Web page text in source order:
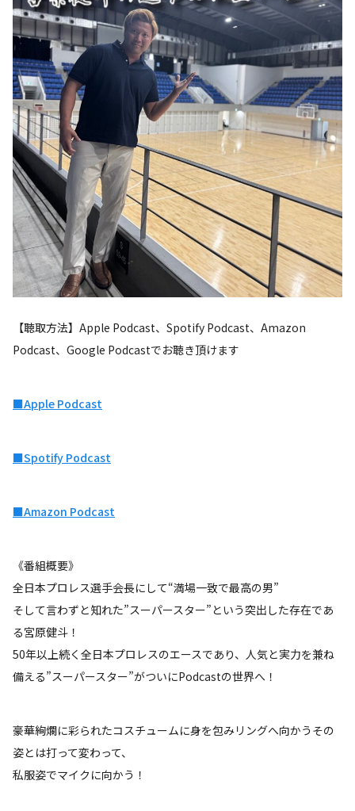
【聴取方法】Apple Podcast、Spotify Podcast、Amazon
Podcast、Google Podcastでお聴き頂けます
■Apple Podcast
■Spotify Podcast
■Amazon Podcast
《番組概要》
全日本プロレス選手会長にして“満場一致で最高の男”
そして言わずと知れた”スーパースター”という突出した存在であ
る宮原健斗！
50年以上続く全日本プロレスのエースであり、人気と実力を兼ね
備える”スーパースター”がついにPodcastの世界へ！
豪華絢爛に彩られたコスチュームに身を包みリングへ向かうその
姿とは打って変わって、
私服姿でマイクに向かう！